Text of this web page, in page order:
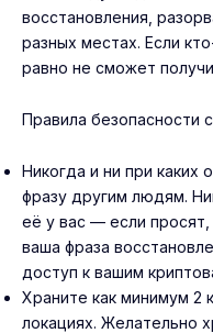
восстановления,
разных местах. Если
равно не сможет
Правила безопасности
Никогда и ни при каких
фразу другим людям.
её у вас — если
ваша фраза
доступ к вашим
Храните как минимум 2
локациях. Желательно